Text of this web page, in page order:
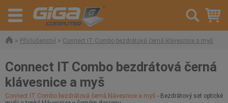
» Příslušenství » Connect IT Combo bezdrátová černá klávesnice a myš
Connect IT Combo bezdrátová černá
klávesnice a myš
Connect IT Combo bezdrátová černá klávesnice a myš - Bezdrátový set optické